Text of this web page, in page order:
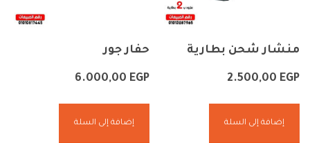
منشار شحن بطارية
2.500,00 EGP
إضافة إلى السلة
حفار جور
6.000,00 EGP
إضافة إلى السلة